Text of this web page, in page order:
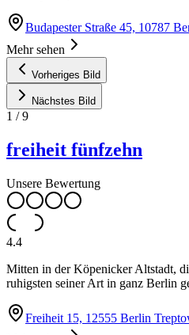
Budapester Straße 45, 10787
Mehr sehen
Vorheriges Bild
Nächstes Bild
1 /9
freiheit fünfzehn
Unsere Bewertung
4.4
Mitten in der Köpenicker Altstadt,
ruhigsten seiner Art in ganz Berlin
Freiheit 15, 12555 Berlin